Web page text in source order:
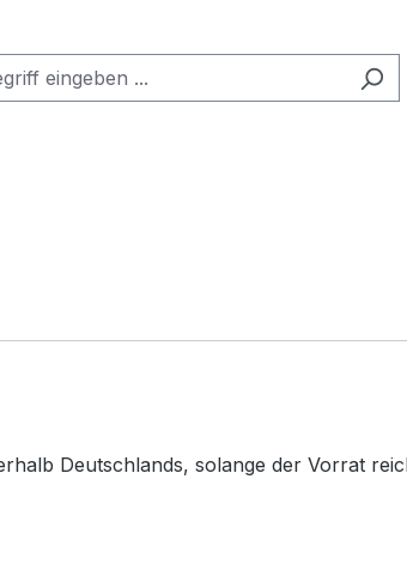
Deutschlands, solange der Vorrat